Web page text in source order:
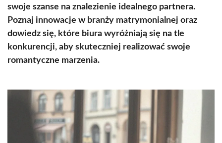
swoje szanse na znalezienie idealnego partnera.
Poznaj innowacje w branży matrymonialnej oraz
dowiedz się, które biura wyróżniają się na tle
konkurencji, aby skuteczniej realizować swoje
romantyczne marzenia.